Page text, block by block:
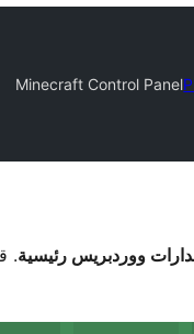
Minecraft Control Panel
.